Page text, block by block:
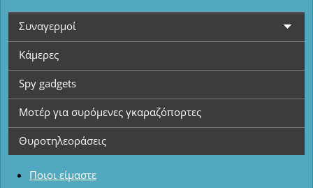
Συναγερμοί
Κάμερες
Spy gadgets
Μοτέρ για συρόμενες γκαραζόπορτες
Θυροτηλεοράσεις
Ποιοι είμαστε